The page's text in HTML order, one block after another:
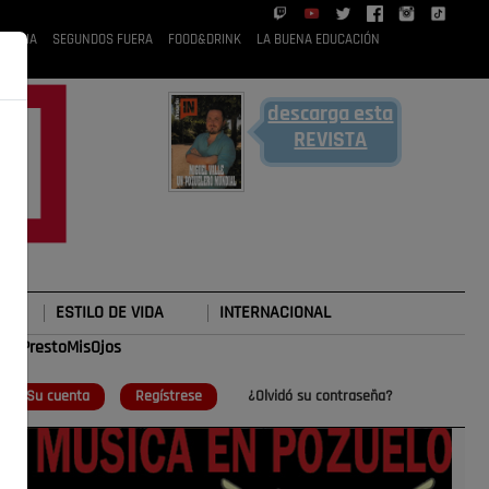
RUBIA SEGUNDOS FUERA FOOD&DRINK LA BUENA EDUCACIÓN
descarga esta
REVISTA
ESTILO DE VIDA INTERNACIONAL
Su cuenta Regístrese ¿Olvidó su contraseña?